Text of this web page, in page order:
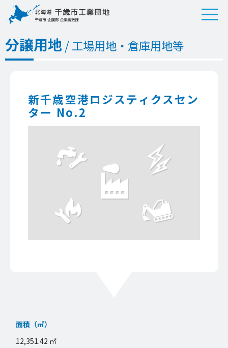
分譲用地 / 工場用地・倉庫用地等
新千歳空港ロジスティクスセン
ター No.2
面積（㎡）
12,351.42 ㎡